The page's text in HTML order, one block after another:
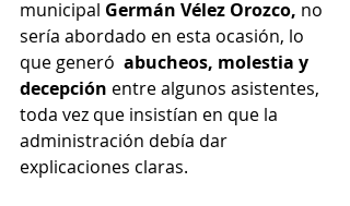
municipal Germán Vélez Orozco, no
sería abordado en esta ocasión, lo
que generó abucheos, molestia y
decepción entre algunos asistentes,
toda vez que insistían en que la
administración debía dar
explicaciones claras.